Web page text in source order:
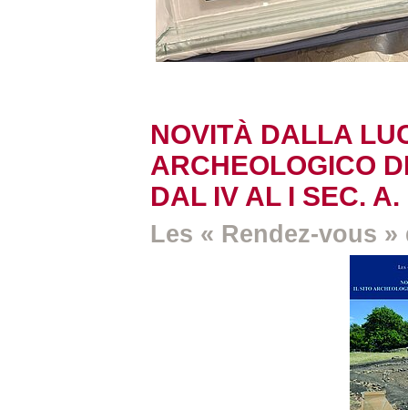
NOVITÀ DALLA
ARCHEOLOGICO
DAL IV AL I SEC. A.
Les « Rendez-vous